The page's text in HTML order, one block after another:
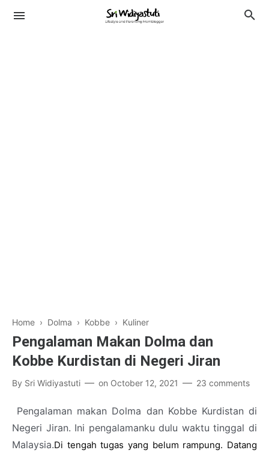
Home › Dolma › Kobbe › Kuliner
Pengalaman Makan Dolma dan
Kobbe Kurdistan di Negeri Jiran
By Sri Widiyastuti on October 12, 2021 23 comments
Pengalaman makan Dolma dan Kobbe Kurdistan di
Negeri Jiran. Ini pengalamanku dulu waktu tinggal di
Malaysia.Di tengah tugas yang belum rampung. Datang